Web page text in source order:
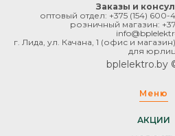
Заказы и
оптовый отдел: +375 (154) 600-
розничный магазин:
г. Лида, ул. Качана, 1 (офис и
для
bplelektro.by
Меню
АКЦИИ